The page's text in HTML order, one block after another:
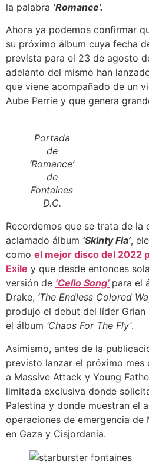
la palabra ‘Romance’.
Ahora ya podemos confirmar
su próximo álbum cuya fecha
prevista para el 23 de agosto
adelanto del mismo han
que viene acompañado de un
Aube Perrie y que genera
Portada
de
‘Romance’
de
Fontaines
D.C.
Recordemos que se trata de la
aclamado álbum ‘Skinty Fia’,
como el mejor disco del 2022
Exile y que desde entonces
versión de ‘Cello Song’ para el
Drake, ‘The Endless Colored
produjo el debut del líder
el álbum ‘Chaos For The Fly’.
Asimismo, antes de la
previsto lanzar el próximo mes
a Massive Attack y Young
limitada exclusiva donde
Palestina y donde muestran el
operaciones de emergencia de
en Gaza y Cisjordania.